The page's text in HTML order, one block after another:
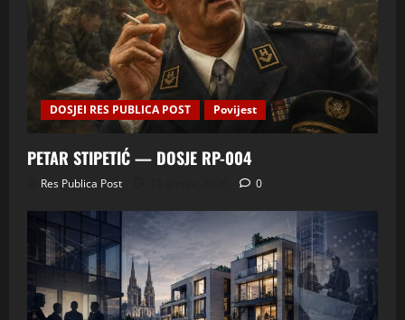
DOSJEI RES PUBLICA POST Povijest
PETAR STIPETIĆ — DOSJE RP-004
Res Publica Post 0